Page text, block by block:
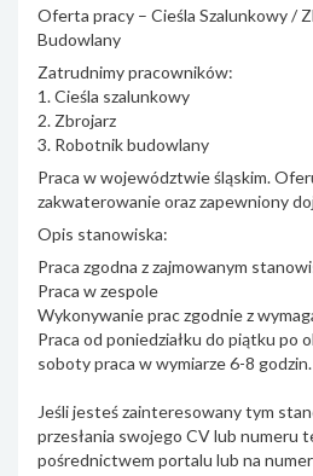
Oferta pracy – Cieśla Szalunkowy /
Budowlany
Zatrudnimy pracowników:
1. Cieśla szalunkowy
2. Zbrojarz
3. Robotnik budowlany
Praca w województwie śląskim.
zakwaterowanie oraz zapewniony
Opis stanowiska:
Praca zgodna z zajmowanym
Praca w zespole
Wykonywanie prac zgodnie z
Praca od poniedziałku do piątku po
soboty praca w wymiarze 6-8 godzin.
Jeśli jesteś zainteresowany tym
przesłania swojego CV lub numeru
pośrednictwem portalu lub na